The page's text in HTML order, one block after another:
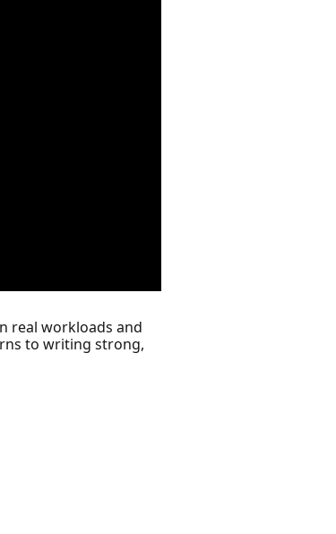
real workloads and
to writing strong,